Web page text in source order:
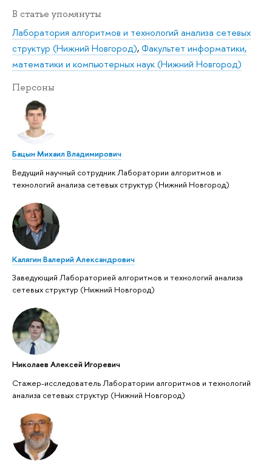
В статье упомянуты
Лаборатория алгоритмов и технологий анализа сетевых
структур (Нижний Новгород),Факультет информатики,
математики и компьютерных наук (Нижний Новгород)
Персоны
Бацын Михаил Владимирович
Ведущий научный сотрудник Лаборатории алгоритмов и
технологий анализа сетевых структур (Нижний Новгород)
Калягин Валерий Александрович
Заведующий Лабораторией алгоритмов и технологий анализа
сетевых структур (Нижний Новгород)
Николаев Алексей Игоревич
Стажер-исследователь Лаборатории алгоритмов и технологий
анализа сетевых структур (Нижний Новгород)